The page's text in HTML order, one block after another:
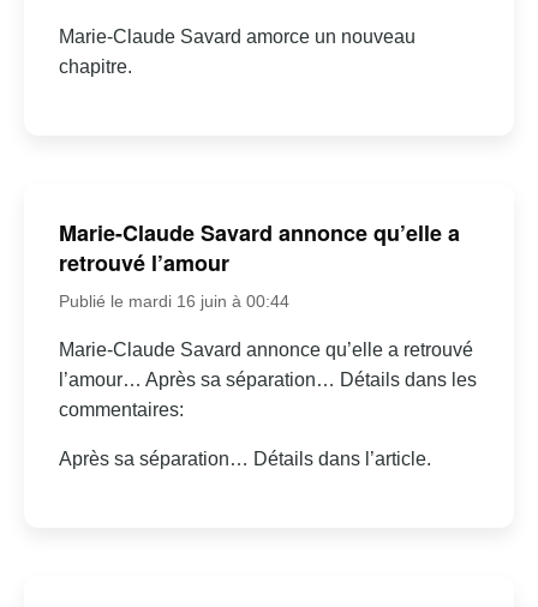
Marie-Claude Savard amorce un nouveau
chapitre.
Marie-Claude Savard annonce qu’elle a
retrouvé l’amour
Publié le mardi 16 juin à 00:44
Marie-Claude Savard annonce qu’elle a retrouvé
l’amour… Après sa séparation… Détails dans les
commentaires:
Après sa séparation… Détails dans l’article.